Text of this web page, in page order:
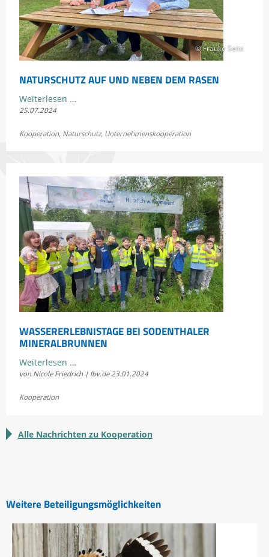
Projekt
am
Lindenhof
um
© Frauke Seitz
NATURSCHUTZ AUF UND NEBEN DEM RASEN
Weiterlesen …
neben
25.07.2024
Kooperation, Naturschutz, Unternehmenskooperation
WASSERERLEBNISTAGE BEI SODENTHALER
MINERALBRUNNEN
Weiterlesen …Wassererlebnistage
bei
von Nicole Friedrich | lbv.de 23.01.2024
Kooperation
Alle Nachrichten zu Kooperation
Weitere Beteiligungsmöglichkeiten